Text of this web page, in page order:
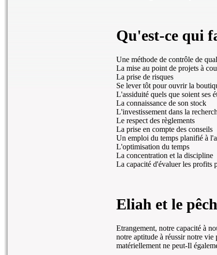
Qu'est-ce qui
Une méthode de contrôle de
La mise au point de projets à
La prise de risques
Se lever tôt pour ouvrir la
L'assiduité quels que soient ses
La connaissance de son stock
L'investissement dans la
Le respect des règlements
La prise en compte des conseils
Un emploi du temps planifié à
L'optimisation du temps
La concentration et la discipline
La capacité d'évaluer les profits
Eliah et le
Etrangement, notre capacité à
notre aptitude à réussir notre
matériellement ne peut-Il